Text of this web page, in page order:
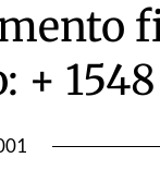
+ 1548